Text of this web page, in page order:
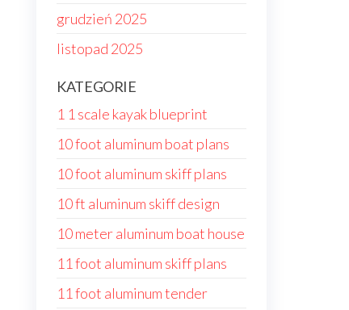
grudzień 2025
listopad 2025
KATEGORIE
1 1 scale kayak blueprint
10 foot aluminum boat plans
10 foot aluminum skiff plans
10 ft aluminum skiff design
10 meter aluminum boat house
11 foot aluminum skiff plans
11 foot aluminum tender